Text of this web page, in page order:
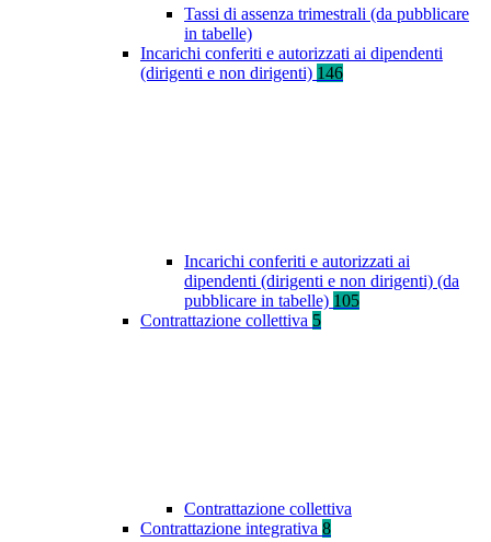
Tassi di assenza trimestrali (da pubblicare
in tabelle)
Incarichi conferiti e autorizzati ai dipendenti
(dirigenti e non dirigenti) 146
Incarichi conferiti e autorizzati ai
dipendenti (dirigenti e non dirigenti) (da
pubblicare in tabelle) 105
Contrattazione collettiva 5
Contrattazione collettiva
Contrattazione integrativa 8